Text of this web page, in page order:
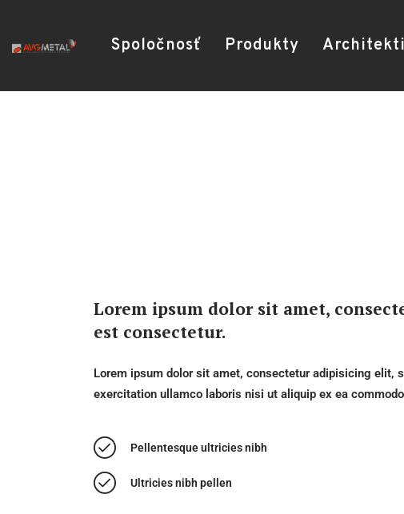
Spoločnosť Produkty
Lorem ipsum dolor sit amet,
est consectetur.
Lorem ipsum dolor sit amet, consectetur adipisicing elit,
exercitation ullamco laboris nisi ut aliquip ex ea
Pellentesque ultricies nibh
Ultricies nibh pellen